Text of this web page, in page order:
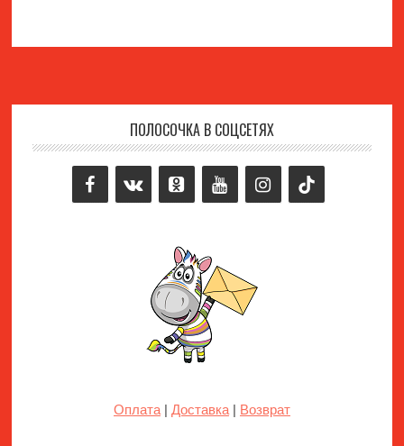
ПОЛОСОЧКА В СОЦСЕТЯХ
Оплата| Доставка| Возврат